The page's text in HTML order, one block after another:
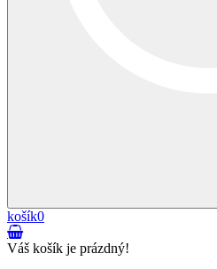
košík0
Váš košík je prázdný!